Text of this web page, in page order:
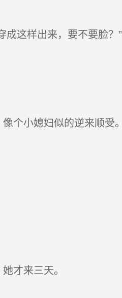
这样出来，要不要脸？”
个小媳妇似的逆来顺受。
才来三天。